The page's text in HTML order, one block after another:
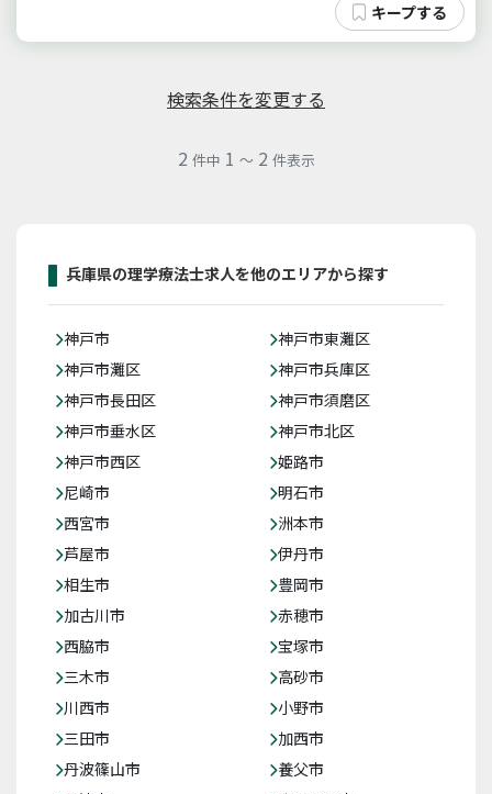
検索条件を変更する
2 件中 1 ～ 2 件表示
兵庫県の理学療法士求人を他のエリアから探す
神戸市
神戸市東灘区
神戸市灘区
神戸市兵庫区
神戸市長田区
神戸市須磨区
神戸市垂水区
神戸市北区
神戸市西区
姫路市
尼崎市
明石市
西宮市
洲本市
芦屋市
伊丹市
相生市
豊岡市
加古川市
赤穂市
西脇市
宝塚市
三木市
高砂市
川西市
小野市
三田市
加西市
丹波篠山市
養父市